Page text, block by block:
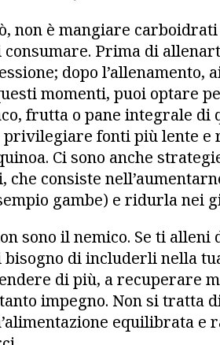
non è mangiare
consumare. Prima di
dopo
momenti, puoi optare
frutta o pane integrale
fonti più lente e
Ci sono anche
che consiste
gambe) e ridurla nei
sono il nemico. Se ti alleni
bisogno di includerli nella
di più, a recuperare
impegno. Non si tratta
equilibrata